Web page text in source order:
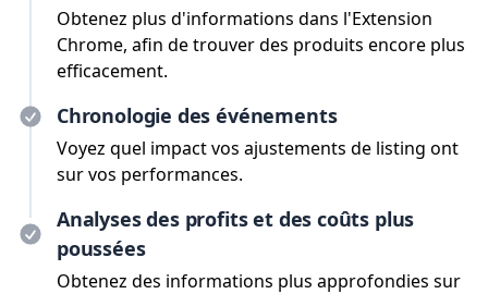
Obtenez plus d'informations dans l'Extension
Chrome, afin de trouver des produits encore plus
efficacement.
Chronologie des événements
Voyez quel impact vos ajustements de listing ont
sur vos performances.
Analyses des profits et des coûts plus
poussées
Obtenez des informations plus approfondies sur